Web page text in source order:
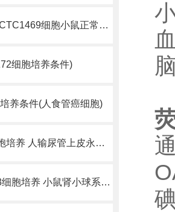
肝细胞培养 NCTC1469细胞小鼠正常肝细胞
细胞培养条件)
养条件(人食管癌细胞)
SV-HUC-1细胞培养 人输尿管上皮永生化细胞
SV40 MES 13细胞培养 小鼠肾小球系膜细胞